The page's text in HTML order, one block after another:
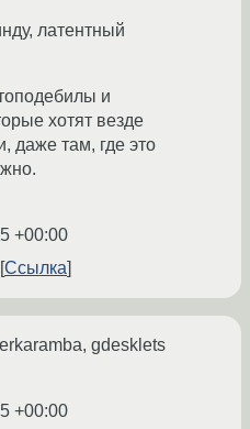
латентный
и
хотят везде
даже там, где это
+00:00
Ссылка
gdesklets
+00:00